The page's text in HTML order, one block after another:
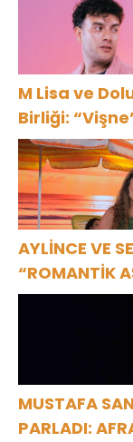
M Lisa ve
Birliği:
AYLİNCE VE
“ROMANTİK
MUSTAFA
PARLADI: